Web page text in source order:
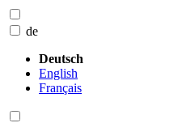
de
Deutsch
English
Français